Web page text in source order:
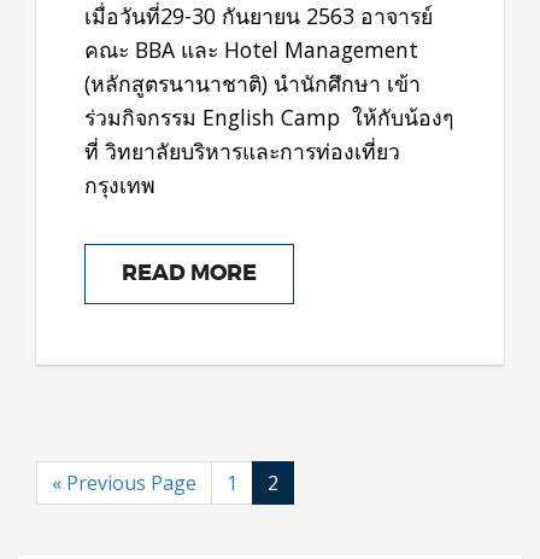
เมื่อวันที่29-30 กันยายน 2563 อาจารย์
คณะ BBA และ Hotel Management
(หลักสูตรนานาชาติ) นำนักศึกษา เข้า
ร่วมกิจกรรม English Camp ให้กับน้องๆ
ที่ วิทยาลัยบริหารและการท่องเที่ยว
กรุงเทพ
READ MORE
« Previous Page 1 2